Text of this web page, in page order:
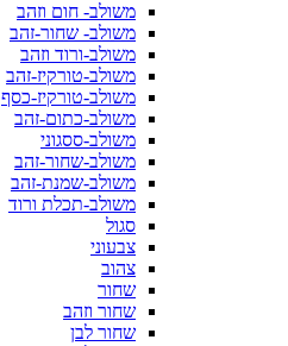
משולב- חום וזהב
משולב- שחור-זהב
משולב-ורוד וזהב
משולב-טורקיז-זהב
משולב-טורקיז-כסף
משולב-כתום-זהב
משולב-ססגוני
משולב-שחור-זהב
משולב-שמנת-זהב
משולב-תכלת ורוד
סגול
צבעוני
צהוב
שחור
שחור וזהב
שחור לבן